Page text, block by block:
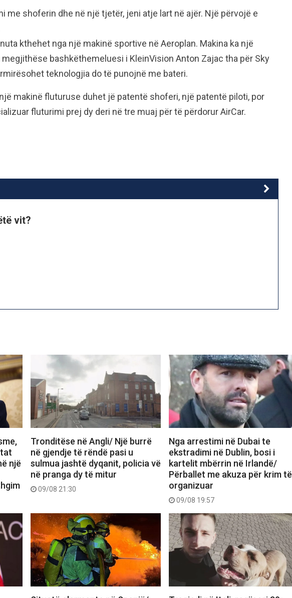
me shoferin dhe në një tjetër, jeni atje lart në ajër. Një përvojë e
kthehet nga një makinë sportive në Aeroplan. Makina ka një
megjithëse bashkëthemeluesi i KleinVision Anton Zajac tha për Sky
teknologjia do të punojnë me bateri.
makinë fluturuse duhet jë patentë shoferi, një patentë piloti, por
fluturimi prej dy deri në tre muaj për të përdorur AirCar.
vit?
një
Tronditëse në Angli/ Një burrë
në gjendje të rëndë pasi u
sulmua jashtë dyqanit, policia vë
në pranga dy të mitur
09/08 21:30
Nga arrestimi në Dubai te
ekstradimi në Dublin, bosi i
kartelit mbërrin në Irlandë/
Përballet me akuza për krim të
organizuar
09/08 19:57